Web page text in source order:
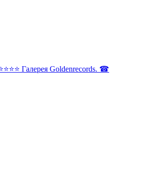
Галерея Goldenrecords. ☎